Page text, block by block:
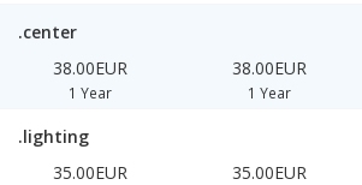
.center
38.00EUR
1 Year
38.00EUR
1 Year
.lighting
35.00EUR
35.00EUR